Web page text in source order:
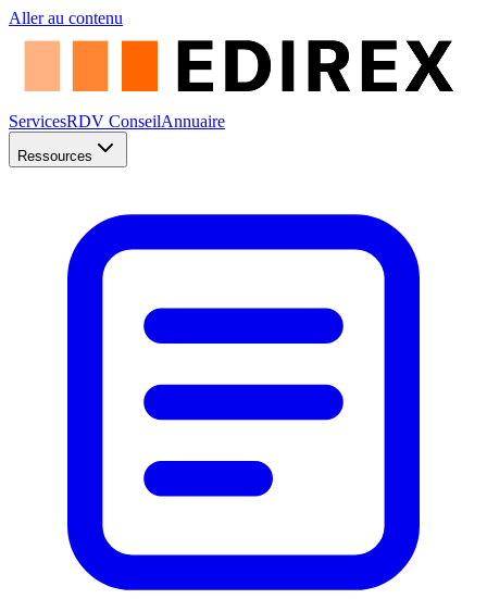
Aller au contenu
ServicesRDV ConseilAnnuaire
Ressources